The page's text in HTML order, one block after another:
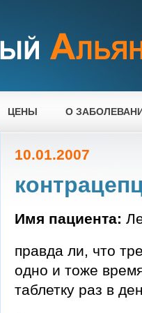
ЦЕНЫ О
10.01.2007
Имя пациента:
правда ли, что
одно и тоже
таблетку раз в